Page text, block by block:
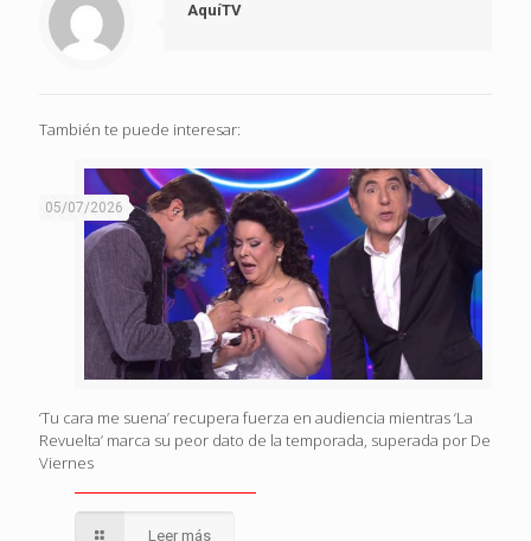
AquíTV
También te puede interesar:
05/07/2026
‘Tu cara me suena’ recupera fuerza en audiencia mientras ‘La
Revuelta’ marca su peor dato de la temporada, superada por De
Viernes
Leer más